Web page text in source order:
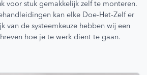
voor stuk gemakkelijk zelf te monteren.
kan elke Doe-Het-Zelf er
van de systeemkeuze hebben wij een
hoe je te werk dient te gaan.